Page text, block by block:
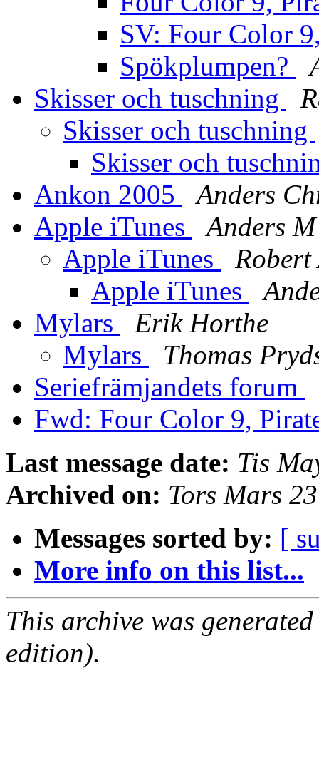
SV: Four Color
Spökplumpen?
Skisser och tuschning
Skisser och tuschning
Skisser och
Ankon 2005
Anders
Apple iTunes
Anders
Apple iTunes
Robert
Apple iTunes
Mylars
Erik Horthe
Mylars
Thomas
Seriefrämjandets forum
Fwd: Four Color 9,
Last message date: Tis
Archived on: Tors Mars
Messages sorted by: [
More info on this list...
This archive was
edition).